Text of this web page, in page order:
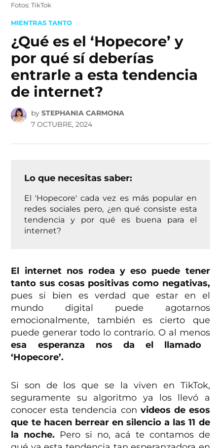
Fotos: TikTok
POSTED
MIENTRAS TANTO
¿Qué es el ‘Hopecore’ y
por qué sí deberías
entrarle a esta tendencia
de internet?
by STEPHANIA CARMONA
7 OCTUBRE, 2024
Lo que necesitas saber:
El 'Hopecore' cada vez es más popular en
redes sociales pero, ¿en qué consiste esta
tendencia y por qué es buena para el
internet?
El internet nos rodea y eso puede tener
tanto sus cosas positivas como negativas,
pues si bien es verdad que estar en el
mundo digital puede agotarnos
emocionalmente, también es cierto que
puede generar todo lo contrario. O al menos
esa esperanza nos da el llamado
‘Hopecore’.
Si son de los que se la viven en TikTok,
seguramente su algoritmo ya los llevó a
conocer esta tendencia con videos de esos
que te hacen berrear en silencio a las 11 de
la noche. Pero si no, acá te contamos de